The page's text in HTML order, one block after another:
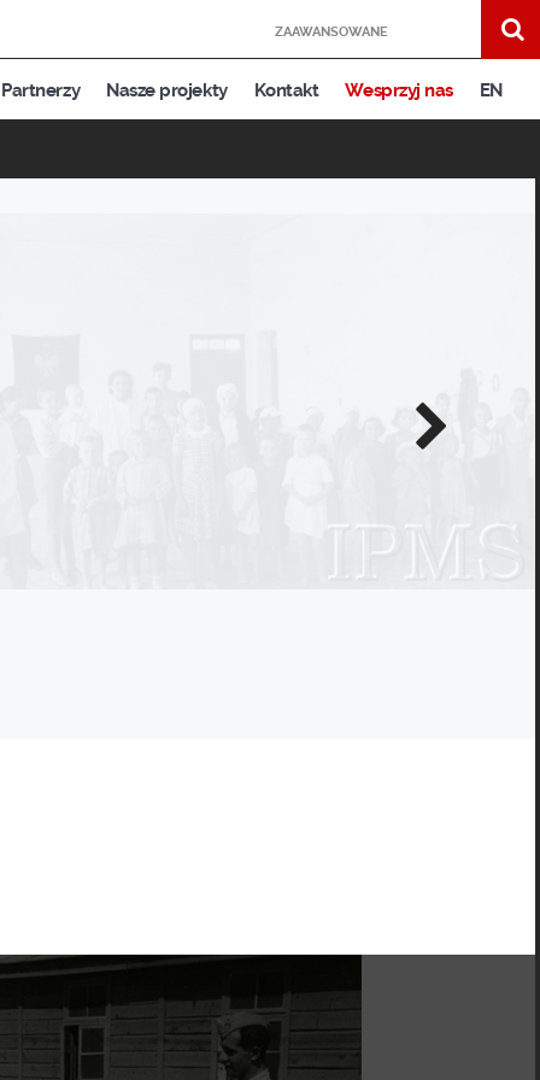
ZAAWANSOWANE
Partnerzy Nasze projekty Kontakt Wesprzyj nas EN
Następne
zdjęcie